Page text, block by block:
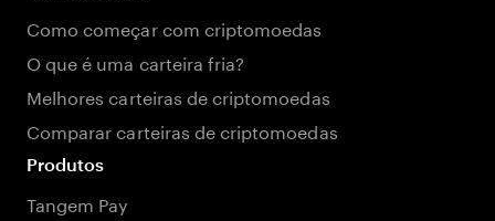
Como começar com criptomoedas
O que é uma carteira fria?
Melhores carteiras de criptomoedas
Comparar carteiras de criptomoedas
Produtos
Tangem Pay